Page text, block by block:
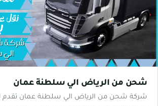
شحن من الرياض الي سلطنة عمان
شركة شحن من الرياض الي سلطنة عمان تقدم